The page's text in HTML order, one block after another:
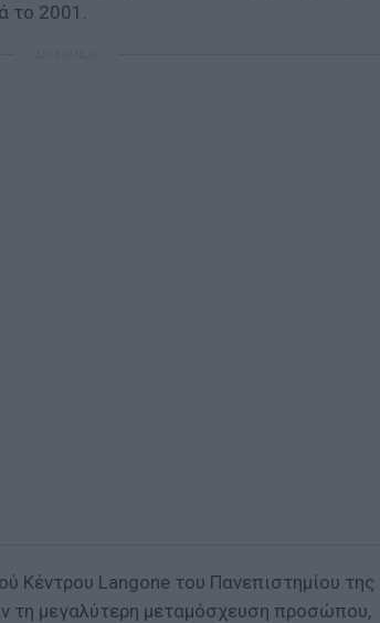
το 2001.
Κέντρου Langone του Πανεπιστημίου της
τη μεγαλύτερη μεταμόσχευση προσώπου,